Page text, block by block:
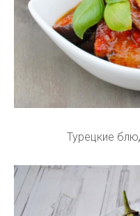
Турецкие